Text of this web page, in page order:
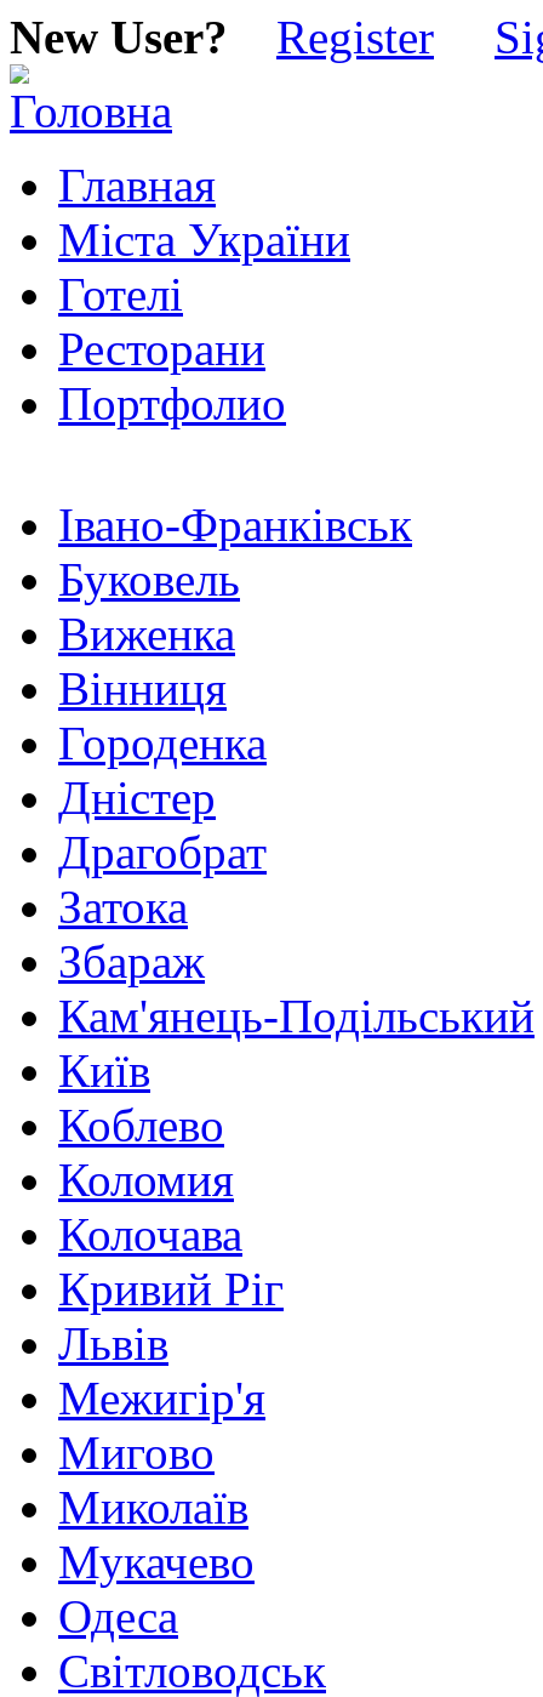
New User? Register
Главная
Міста України
Готелі
Ресторани
Портфолио
Івано-Франківськ
Буковель
Виженка
Вінниця
Городенка
Дністер
Драгобрат
Затока
Збараж
Кам'янець-Подільський
Київ
Коблево
Коломия
Колочава
Кривий Ріг
Львів
Межигір'я
Мигово
Миколаїв
Мукачево
Одеса
Світловодськ